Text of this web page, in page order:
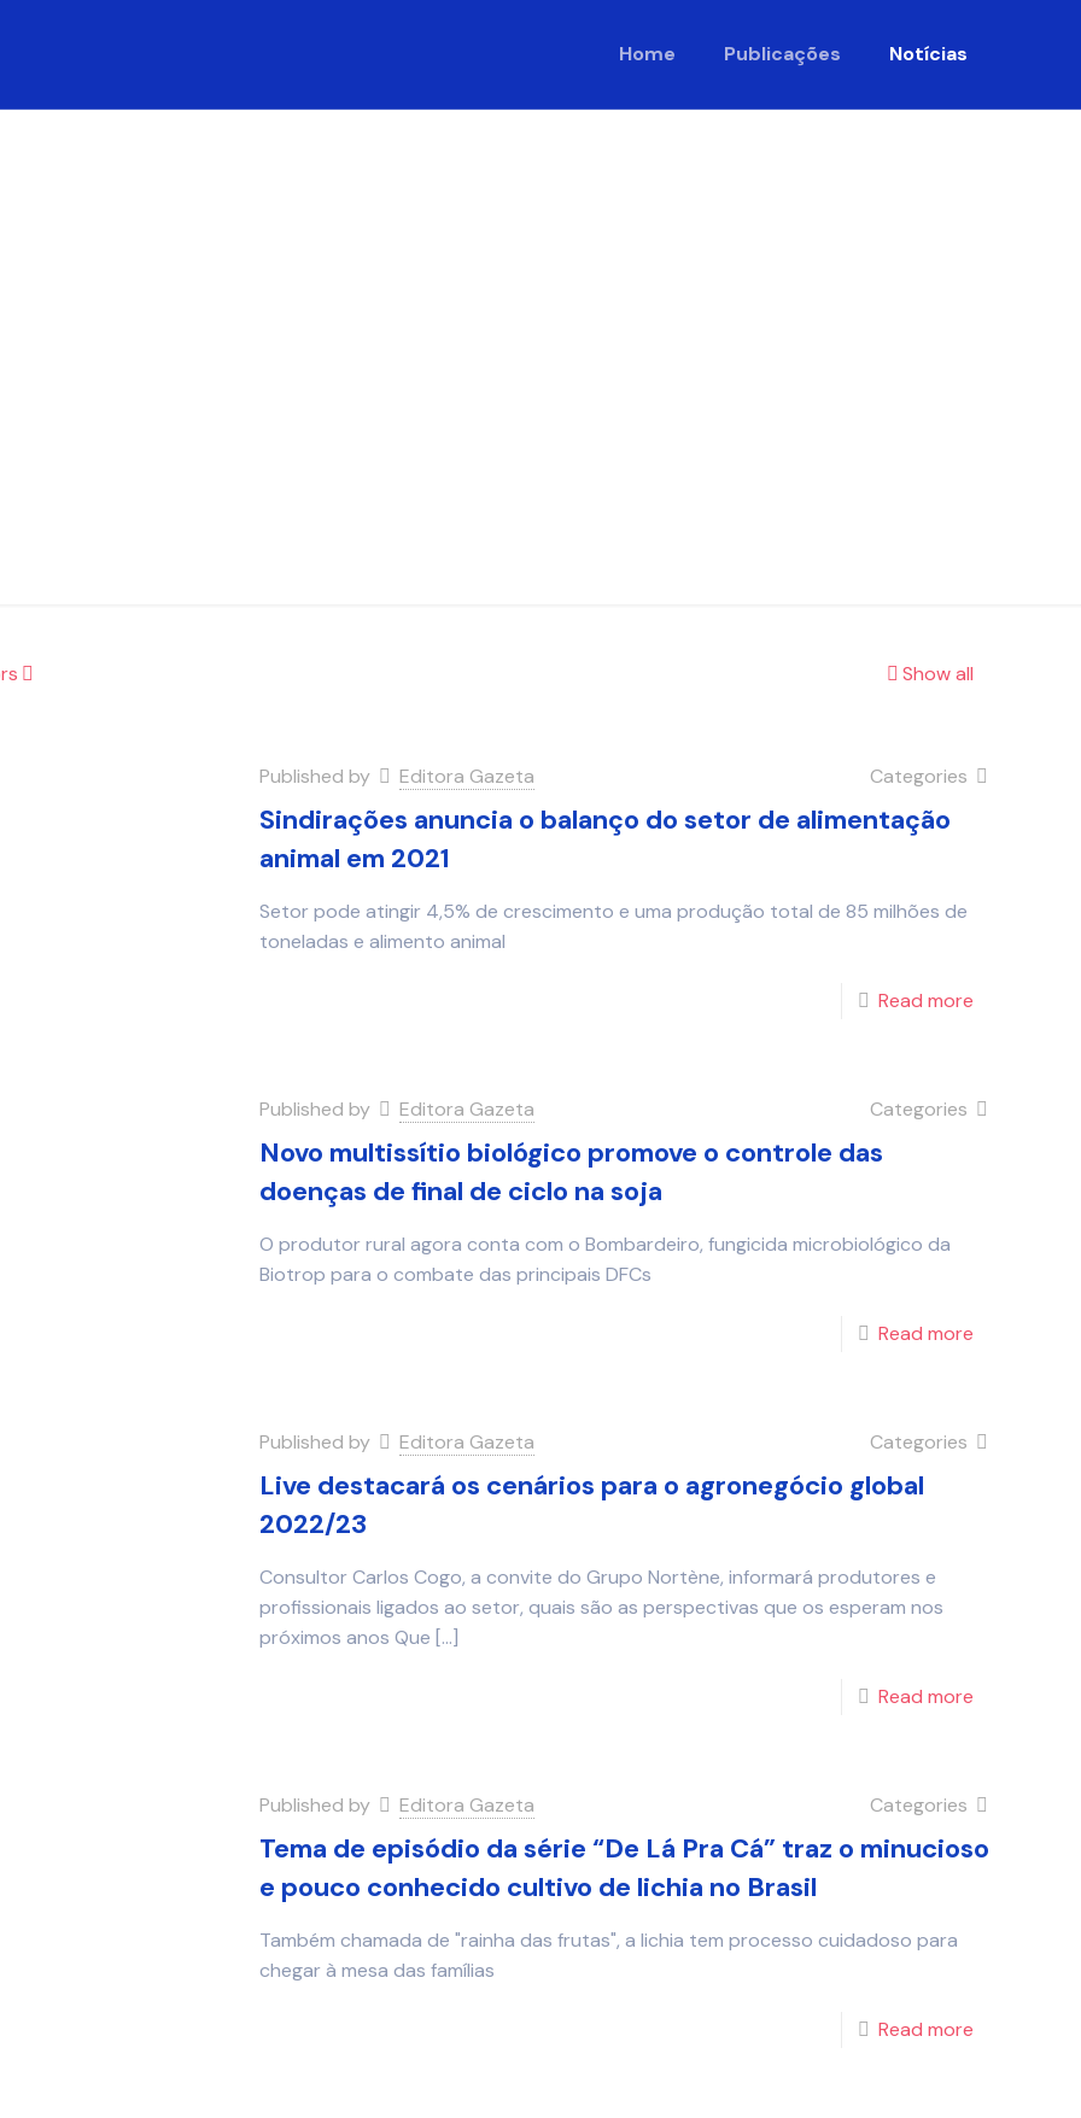
Home Publicações Notícias
Show all
Published by Editora Gazeta Categories
Sindirações anuncia o balanço do setor de alimentação
animal em 2021
Setor pode atingir 4,5% de crescimento e uma produção total de 85 milhões de
toneladas e alimento animal
Read more
Published by Editora Gazeta Categories
Novo multissítio biológico promove o controle das
doenças de final de ciclo na soja
O produtor rural agora conta com o Bombardeiro, fungicida microbiológico da
Biotrop para o combate das principais DFCs
Read more
Published by Editora Gazeta Categories
Live destacará os cenários para o agronegócio global
2022/23
Consultor Carlos Cogo, a convite do Grupo Nortène, informará produtores e
profissionais ligados ao setor, quais são as perspectivas que os esperam nos
próximos anos Que […]
Read more
Published by Editora Gazeta Categories
Tema de episódio da série “De Lá Pra Cá” traz o minucioso
e pouco conhecido cultivo de lichia no Brasil
Também chamada de "rainha das frutas", a lichia tem processo cuidadoso para
chegar à mesa das famílias
Read more